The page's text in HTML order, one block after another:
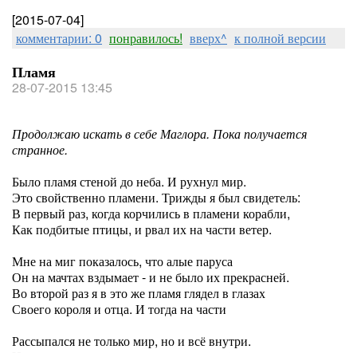
[2015-07-04]
комментарии: 0 понравилось! вверх^ к полной версии
Пламя
28-07-2015 13:45
Продолжаю искать в себе Маглора. Пока получается
странное.
Было пламя стеной до неба. И рухнул мир.
Это свойственно пламени. Трижды я был свидетель:
В первый раз, когда корчились в пламени корабли,
Как подбитые птицы, и рвал их на части ветер.
Мне на миг показалось, что алые паруса
Он на мачтах вздымает - и не было их прекрасней.
Во второй раз я в это же пламя глядел в глазах
Своего короля и отца. И тогда на части
Рассыпался не только мир, но и всё внутри.